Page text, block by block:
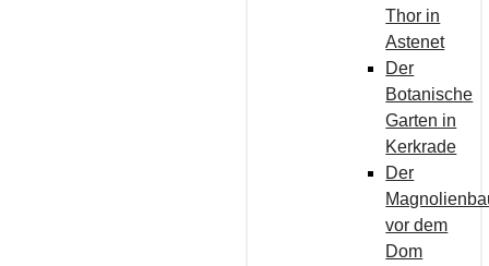
Thor in
Astenet
Der
Botanische
Garten in
Kerkrade
Der
vor dem
Dom